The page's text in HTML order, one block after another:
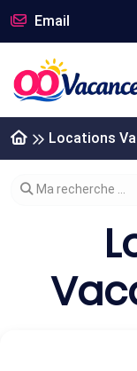
Email
Locations
Modifier votre
Ma recherche ...